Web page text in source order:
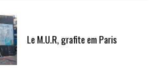
Le M.U.R, grafite em Paris